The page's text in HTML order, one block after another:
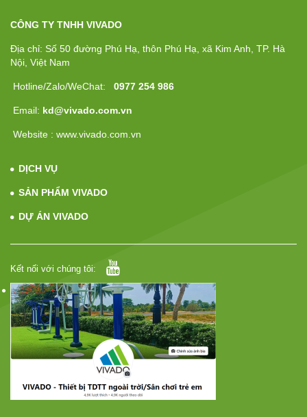
CÔNG TY TNHH VIVADO
Địa chỉ: Số 50 đường Phú Hạ, thôn Phú Hạ, xã Kim Anh, TP. Hà
Nội, Việt Nam
Hotline/Zalo/WeChat: 0977 254 986
Email: kd@vivado.com.vn
Website : www.vivado.com.vn
DỊCH VỤ
SẢN PHẨM VIVADO
DỰ ÁN VIVADO
Kết nối với chúng tôi: